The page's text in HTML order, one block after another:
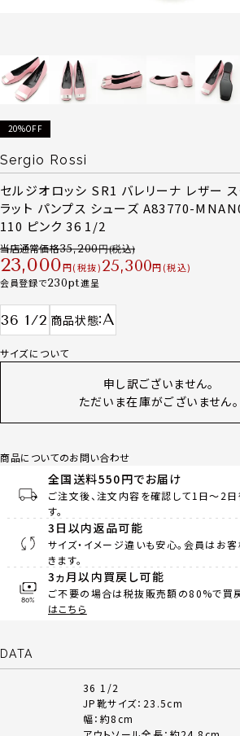
20%OFF
Sergio Rossi
セルジオロッシ SR1 バレリーナ レザー ス
ラット パンプス シューズ A83770-
110 ピンク 36 1/2
当店通常価格35,200
23,000 税抜 25,300
税込
会員登録で230 進呈
36 1/2 商品状態 A
サイズについて
申し訳ございません。
ただいま在庫がございません。
商品についてのお問い合わせ
全国送料550円でお届け
ご注文後、注文内容を確認して1日～2
す。
3日以内返品可能
サイズ・イメージ違いも安心。会員はお
きます。
3ヵ月以内買戻し可能
ご不要の場合は税抜販売額の80%で買
はこちら
DATA
36 1/2
JP靴サイズ：23.5cm
幅：約8cm